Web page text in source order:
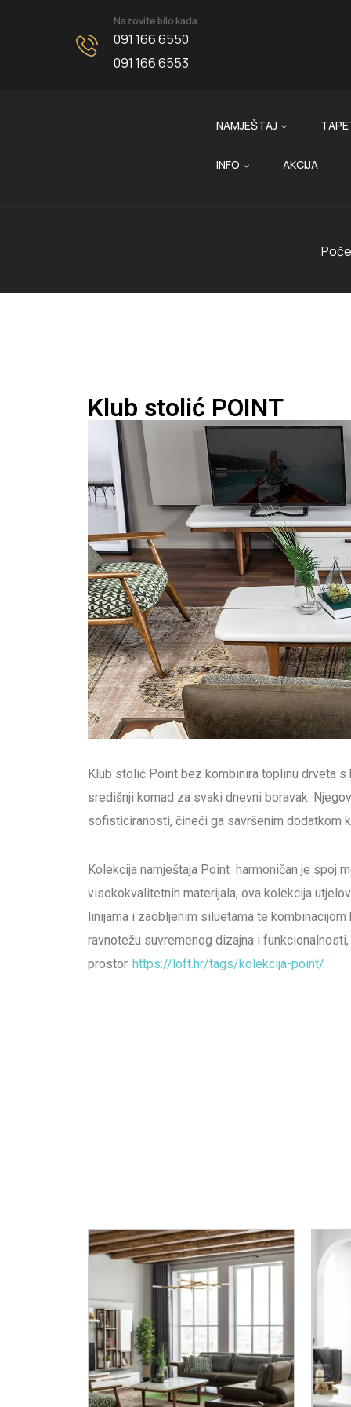
Nazovite bilo kada
091 166 6550
091 166 6553
NAMJEŠTAJ
INFO AKCIJA
Klub stolić POINT
Klub stolić Point bez kombinira toplinu drveta
središnji komad za svaki dnevni boravak.
sofisticiranosti, čineći ga savršenim dodatkom
Kolekcija namještaja Point harmoničan je spoj
visokokvalitetnih materijala, ova kolekcija
linijama i zaobljenim siluetama te
ravnotežu suvremenog dizajna i
prostor. https://loft.hr/tags/kolekcija-point/